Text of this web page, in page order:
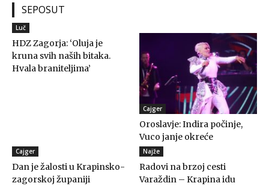
SEPOSUT
Luč
HDZ Zagorja: ‘Oluja je
kruna svih naših bitaka.
Hvala braniteljima’
Cajger
Oroslavje: Indira počinje,
Vuco janje okreće
Cajger
Dan je žalosti u Krapinsko-
zagorskoj županiji
Najže
Radovi na brzoj cesti
Varaždin – Krapina idu